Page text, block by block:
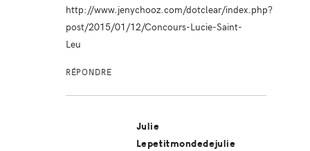
http://www.jenychooz.com/dotclear/index.php?
post/2015/01/12/Concours-Lucie-Saint-
Leu
RÉPONDRE
Julie
Lepetitmondedejulie